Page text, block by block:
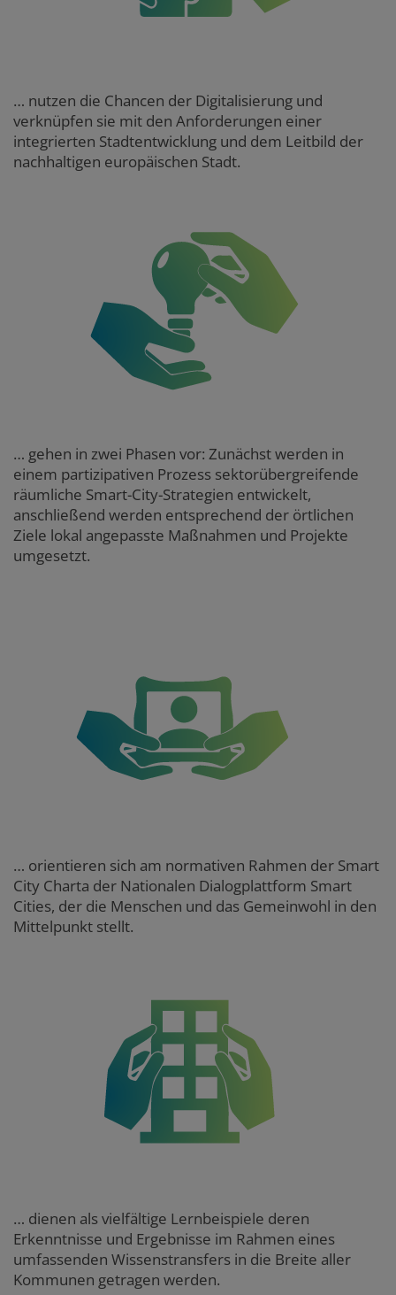
… nutzen die Chancen der Digitalisierung und
verknüpfen sie mit den Anforderungen einer
integrierten Stadtentwicklung und dem Leitbild der
nachhaltigen europäischen Stadt.
… gehen in zwei Phasen vor: Zunächst werden in
einem partizipativen Prozess sektorübergreifende
räumliche Smart-City-Strategien entwickelt,
anschließend werden entsprechend der örtlichen
Ziele lokal angepasste Maßnahmen und Projekte
umgesetzt.
… orientieren sich am normativen Rahmen der Smart
City Charta der Nationalen Dialogplattform Smart
Cities, der die Menschen und das Gemeinwohl in den
Mittelpunkt stellt.
… dienen als vielfältige Lernbeispiele deren
Erkenntnisse und Ergebnisse im Rahmen eines
umfassenden Wissenstransfers in die Breite aller
Kommunen getragen werden.